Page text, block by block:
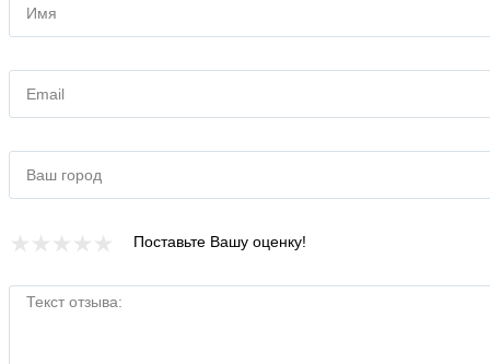
Имя
Email
Ваш город
Поставьте Вашу оценку!
Текст отзыва: